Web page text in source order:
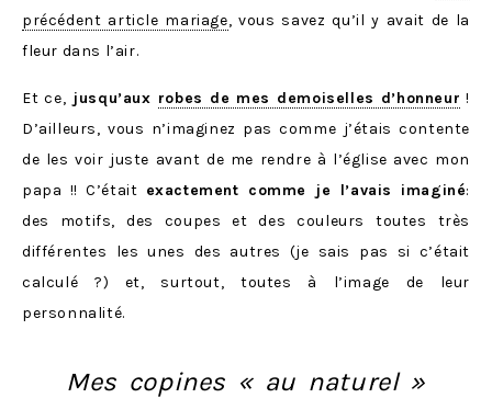
précédent article mariage, vous savez qu’il y avait de la
fleur dans l’air.
Et ce, jusqu’aux robes de mes demoiselles d’honneur !
D’ailleurs, vous n’imaginez pas comme j’étais contente
de les voir juste avant de me rendre à l’église avec mon
papa !! C’était exactement comme je l’avais imaginé:
des motifs, des coupes et des couleurs toutes très
différentes les unes des autres (je sais pas si c’était
calculé ?) et, surtout, toutes à l’image de leur
personnalité.
Mes copines « au naturel »